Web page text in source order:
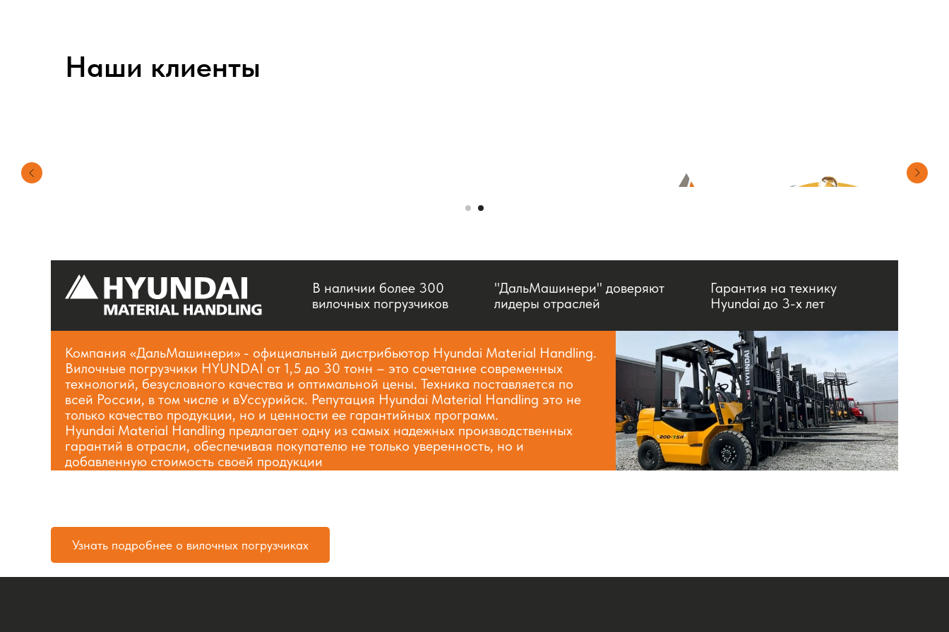
Наши клиенты
В наличии более 300
вилочных погрузчиков
"ДальМашинери" доверяют
лидеры отраслей
Гарантия на технику
Hyundai до 3-х лет
Компания «ДальМашинери» - официальный дистрибьютор Hyundai Material Handling.
Вилочные погрузчики HYUNDAI от 1,5 до 30 тонн – это сочетание современных
технологий, безусловного качества и оптимальной цены. Техника поставляется по
всей России, в том числе и вУссурийск. Репутация Hyundai Material Handling это не
только качество продукции, но и ценности ее гарантийных программ.
Hyundai Material Handling предлагает одну из самых надежных производственных
гарантий в отрасли, обеспечивая покупателю не только уверенность, но и
добавленную стоимость своей продукции
Узнать подробнее о вилочных погрузчиках